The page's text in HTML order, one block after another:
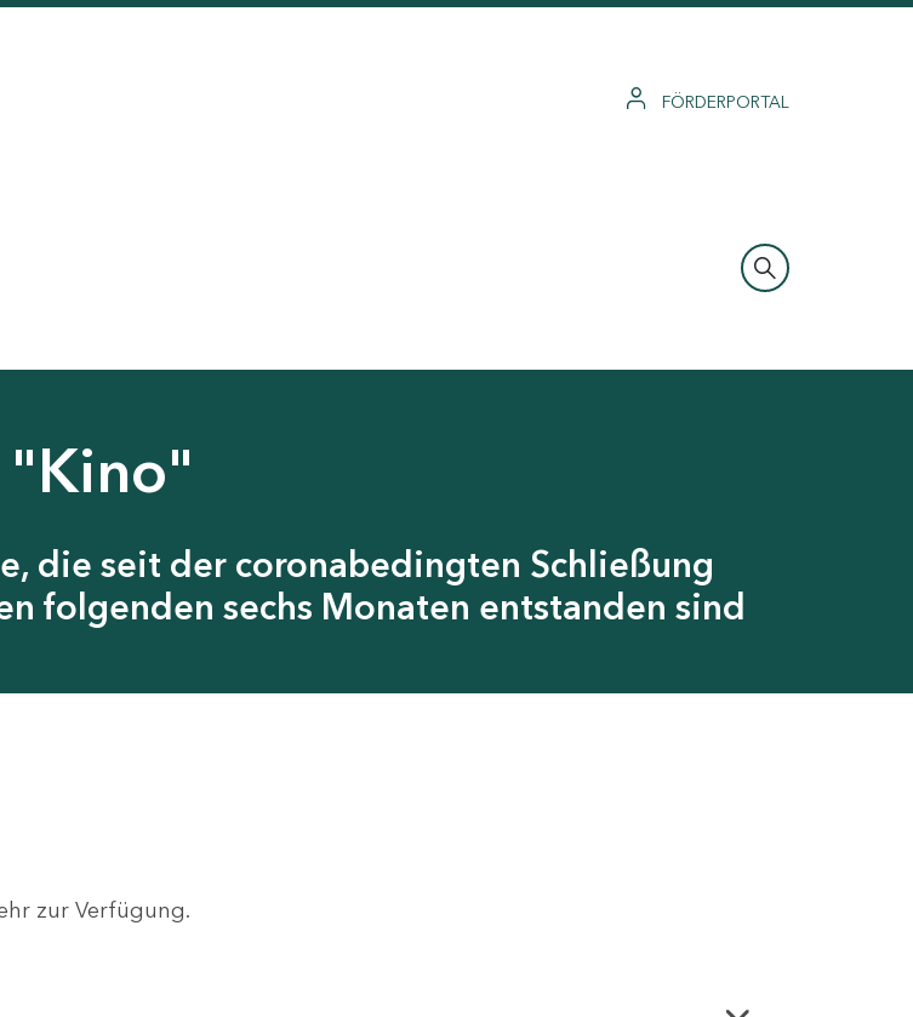
FÖRDERPORTAL
"Kino"
die seit der coronabedingten Schließung
folgenden sechs Monaten entstanden sind
zur Verfügung.